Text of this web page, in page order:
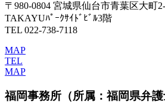
〒980-0804 宮城県仙台市青葉区大町
TAKAYUﾊﾟｰｸｻｲﾄﾞﾋﾞﾙ3階
TEL 022-738-7118
MAP
TEL
MAP
福岡事務所 （所属：福岡県弁護